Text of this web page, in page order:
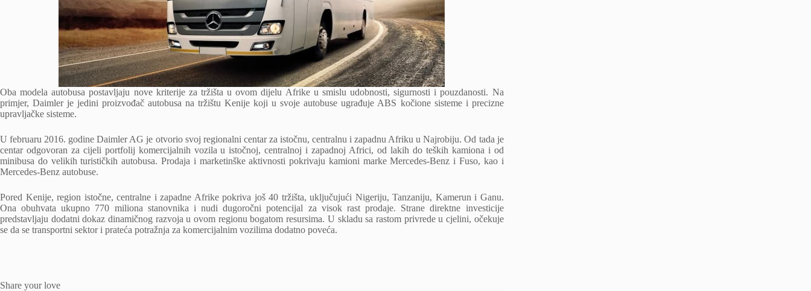
Oba modela autobusa postavljaju nove kriterije za tržišta u ovom dijelu Afrike u smislu udobnosti, sigurnosti i pouzdanosti. Na
primjer, Daimler je jedini proizvođač autobusa na tržištu Kenije koji u svoje autobuse ugrađuje ABS kočione sisteme i precizne
upravljačke sisteme.
U februaru 2016. godine Daimler AG je otvorio svoj regionalni centar za istočnu, centralnu i zapadnu Afriku u Najrobiju. Od tada je
centar odgovoran za cijeli portfolij komercijalnih vozila u istočnoj, centralnoj i zapadnoj Africi, od lakih do teških kamiona i od
minibusa do velikih turističkih autobusa. Prodaja i marketinške aktivnosti pokrivaju kamioni marke Mercedes-Benz i Fuso, kao i
Mercedes-Benz autobuse.
Pored Kenije, region istočne, centralne i zapadne Afrike pokriva još 40 tržišta, uključujući Nigeriju, Tanzaniju, Kamerun i Ganu.
Ona obuhvata ukupno 770 miliona stanovnika i nudi dugoročni potencijal za visok rast prodaje. Strane direktne investicije
predstavljaju dodatni dokaz dinamičnog razvoja u ovom regionu bogatom resursima. U skladu sa rastom privrede u cjelini, očekuje
se da se transportni sektor i prateća potražnja za komercijalnim vozilima dodatno poveća.
Share your love